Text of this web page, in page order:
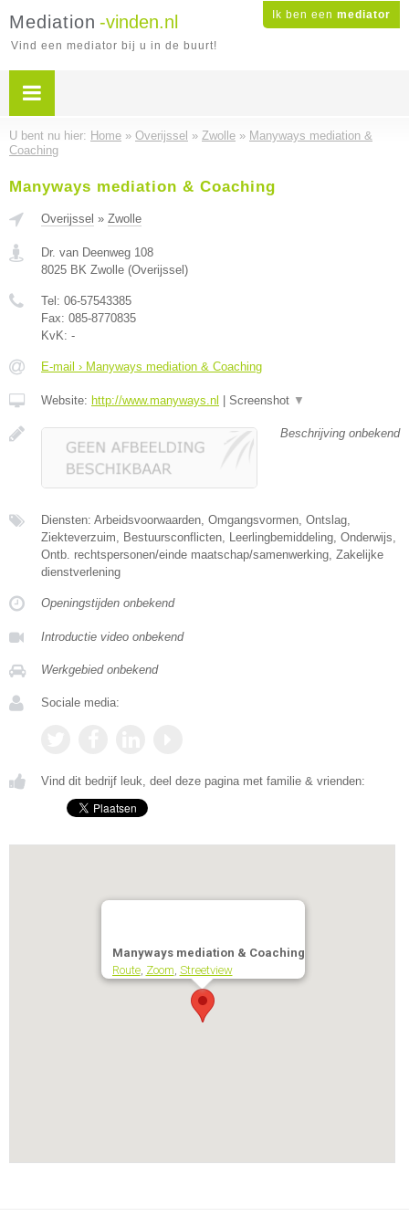
Ik ben een mediator
Mediation -vinden.nl
Vind een mediator bij u in de buurt!
U bent nu hier: Home » Overijssel » Zwolle » Manyways mediation &
Coaching
Manyways mediation & Coaching
Overijssel » Zwolle
Dr. van Deenweg 108
8025 BK Zwolle (Overijssel )
Tel: 06-57543385
Fax: 085-8770835
KvK: -
E-mail › Manyways mediation & Coaching
Website: http://www.manyways.nl Screenshot ▼
Beschrijving onbekend
Diensten: Arbeidsvoorwaarden, Omgangsvormen, Ontslag,
Ziekteverzuim, Bestuursconflicten, Leerlingbemiddeling, Onderwijs,
Ontb. rechtspersonen/einde maatschap/samenwerking, Zakelijke
dienstverlening
Openingstijden onbekend
Introductie video onbekend
Werkgebied onbekend
Sociale media:
Vind dit bedrijf leuk, deel deze pagina met familie & vrienden:
Manyways mediation & Coaching
Route, Zoom, Streetview